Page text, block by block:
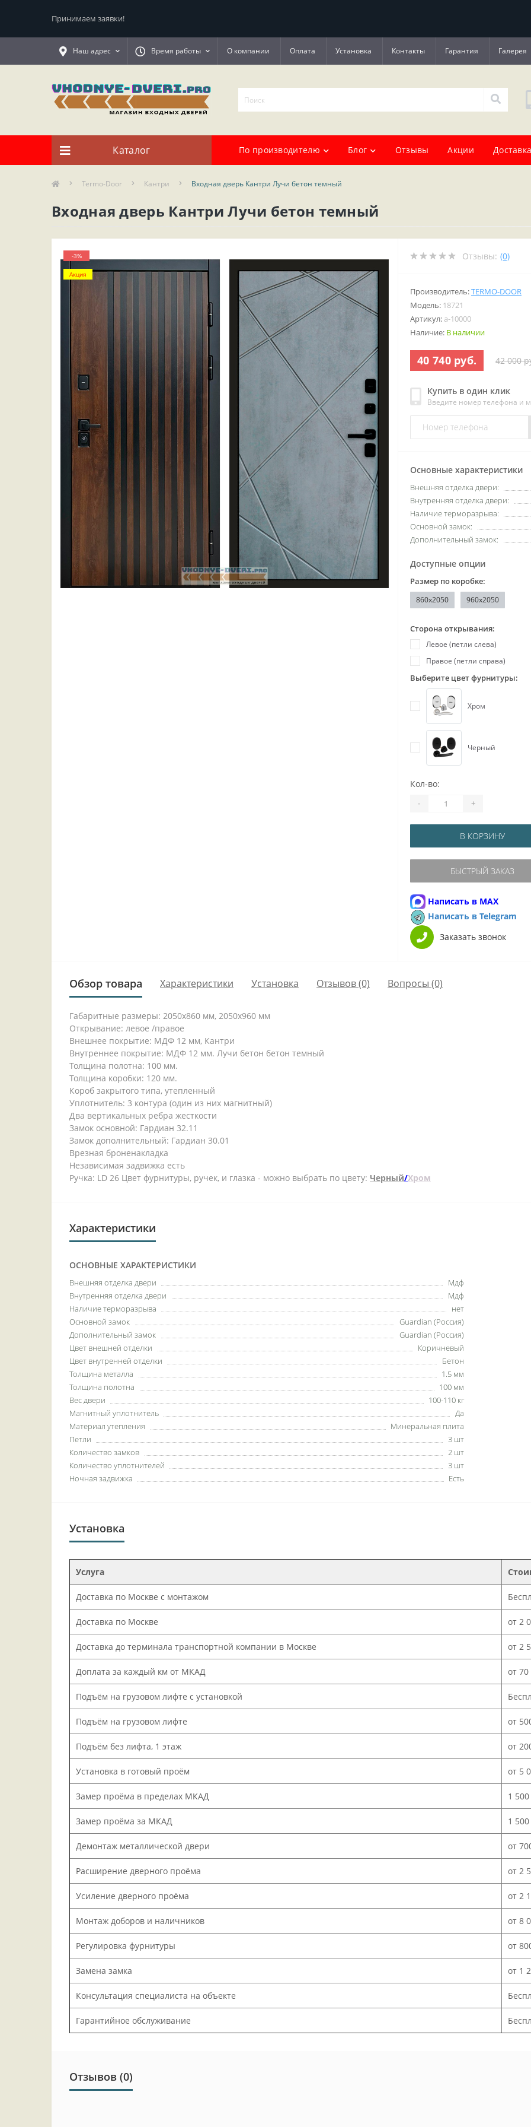
Принимаем заявки!
Наш адрес Время работы О компании Оплата Установка Контакты Гарантия Галерея
Каталог По производителю Блог Отзывы Акции
Termo-Door Кантри Входная дверь Кантри Лучи бетон темный
Входная дверь Кантри Лучи бетон темный
-3%
Акция
Отзывы: (0)
Производитель:TERMO-DOOR
Модель: 18721
Артикул: a-10000
Наличие: В наличии
40 740 руб. 42 000
Купить в один клик
Введите номер телефона и
Основные характеристики
Внешняя отделка двери:
Внутренняя отделка двери:
Наличие терморазрыва:
Основной замок:
Дополнительный замок:
Доступные опции
Размер по коробке:
860х2050 960x2050
Сторона открывания:
Левое (петли слева)
Правое (петли справа)
Выберите цвет фурнитуры:
Хром
Черный
Кол-во:
- +
В КОРЗИНУ
БЫСТРЫЙ ЗАКАЗ
Написать в MAX
Написать в Telegram
Заказать звонок
Обзор товара Характеристики Установка Отзывов (0) Вопросы (0)
Габаритные размеры: 2050x860 мм, 2050x960 мм
Открывание: левое /правое
Внешнее покрытие: МДФ 12 мм, Кантри
Внутреннее покрытие: МДФ 12 мм. Лучи бетон бетон темный
Толщина полотна: 100 мм.
Толщина коробки: 120 мм.
Короб закрытого типа, утепленный
Уплотнитель: 3 контура (один из них магнитный)
Два вертикальных ребра жесткости
Замок основной: Гардиан 32.11
Замок дополнительный: Гардиан 30.01
Врезная броненакладка
Независимая задвижка есть
Ручка: LD 26 Цвет фурнитуры, ручек, и глазка - можно выбрать по цвету: Черный/Хром
Характеристики
ОСНОВНЫЕ ХАРАКТЕРИСТИКИ
Внешняя отделка двери
Мдф
Внутренняя отделка двери
Мдф
Наличие терморазрыва
нет
Основной замок
Guardian (Россия)
Дополнительный замок
Guardian (Россия)
Цвет внешней отделки
Коричневый
Цвет внутренней отделки
Бетон
Толщина металла
1.5 мм
Толщина полотна
100 мм
Вес двери
100-110 кг
Магнитный уплотнитель
Да
Материал утепления
Минеральная плита
Петли
3 шт
Количество замков
2 шт
Количество уплотнителей
3 шт
Ночная задвижка
Есть
Установка
Услуга
Доставка по Москве с монтажом
Доставка по Москве от 2
Доставка до терминала транспортной компании в Москве от 2
Доплата за каждый км от МКАД от
Подъём на грузовом лифте с установкой
Подъём на грузовом лифте от
Подъём без лифта, 1 этаж от
Установка в готовый проём от 5
Замер проёма в пределах МКАД 1
Замер проёма за МКАД 1
Демонтаж металлической двери от
Расширение дверного проёма от 2
Усиление дверного проёма от 2
Монтаж доборов и наличников от 8
Регулировка фурнитуры от
Замена замка от 1
Консультация специалиста на объекте
Гарантийное обслуживание
Отзывов (0)